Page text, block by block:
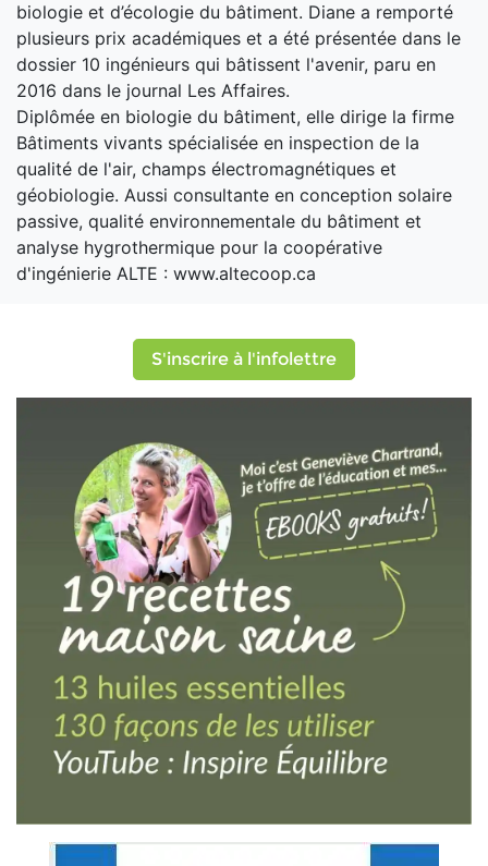
biologie et d’écologie du bâtiment. Diane a remporté
plusieurs prix académiques et a été présentée dans le
dossier 10 ingénieurs qui bâtissent l'avenir, paru en
2016 dans le journal Les Affaires.
Diplômée en biologie du bâtiment, elle dirige la firme
Bâtiments vivants spécialisée en inspection de la
qualité de l'air, champs électromagnétiques et
géobiologie. Aussi consultante en conception solaire
passive, qualité environnementale du bâtiment et
analyse hygrothermique pour la coopérative
d'ingénierie ALTE : www.altecoop.ca
S'inscrire à l'infolettre